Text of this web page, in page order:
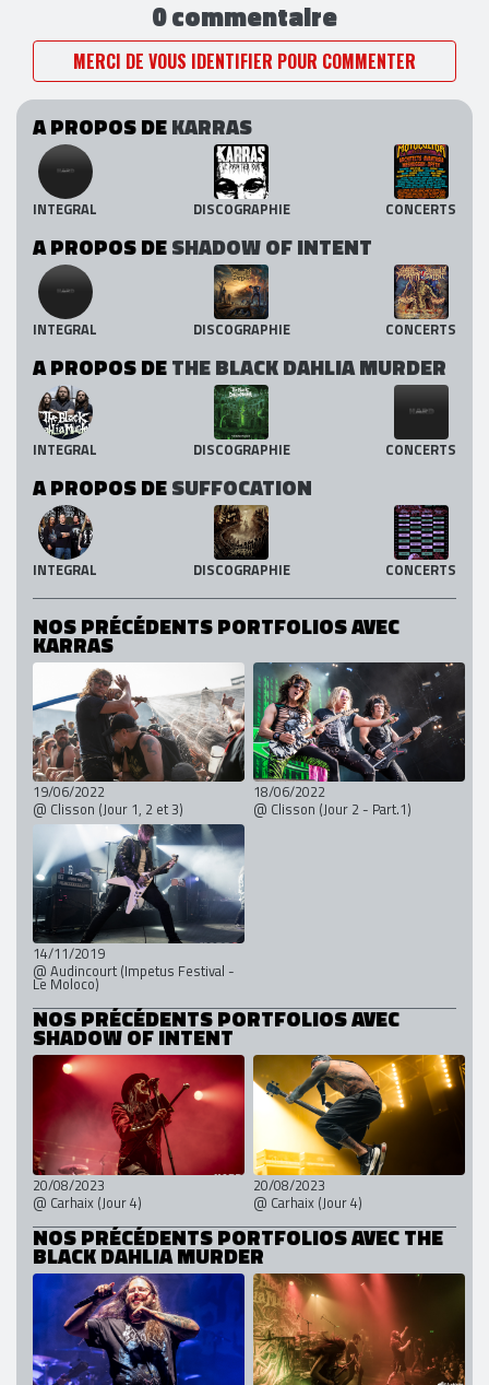
0 commentaire
MERCI DE VOUS IDENTIFIER POUR COMMENTER
A PROPOS DEKARRAS
INTEGRAL DISCOGRAPHIE CONCERTS
A PROPOS DESHADOW OF INTENT
INTEGRAL DISCOGRAPHIE CONCERTS
A PROPOS DETHE BLACK DAHLIA MURDER
INTEGRAL DISCOGRAPHIE CONCERTS
A PROPOS DESUFFOCATION
INTEGRAL DISCOGRAPHIE CONCERTS
NOS PRÉCÉDENTS PORTFOLIOS AVEC
KARRAS
19/06/2022
@ Clisson (Jour 1, 2 et 3)
18/06/2022
@ Clisson (Jour 2 - Part.1)
14/11/2019
@ Audincourt (Impetus Festival -
Le Moloco)
NOS PRÉCÉDENTS PORTFOLIOS AVEC
SHADOW OF INTENT
20/08/2023
@ Carhaix (Jour 4)
20/08/2023
@ Carhaix (Jour 4)
NOS PRÉCÉDENTS PORTFOLIOS AVEC THE
BLACK DAHLIA MURDER